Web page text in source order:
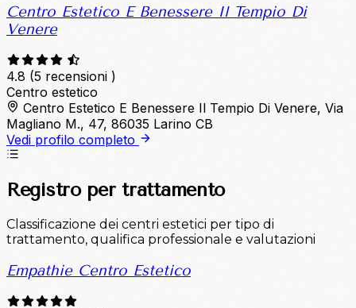
Centro Estetico E Benessere Il Tempio Di
Venere
4.8 (5 recensioni )
Centro estetico
Centro Estetico E Benessere Il Tempio Di Venere, Via
Magliano M., 47, 86035 Larino CB
Vedi profilo completo
Registro per trattamento
Classificazione dei centri estetici per tipo di
trattamento, qualifica professionale e valutazioni
Empathie Centro Estetico